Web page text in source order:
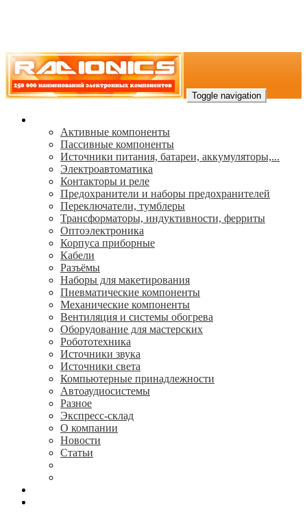
Toggle navigation
Активные компоненты
Пассивные компоненты
Источники питания, батареи, аккумуляторы,...
Электроавтоматика
Контакторы и реле
Предохранители и наборы предохранителей
Переключатели, тумблеры
Трансформаторы, индуктивности, ферриты
Oптоэлектроника
Корпуса приборные
Кабели
Разъёмы
Наборы для макетирования
Пневматические компоненты
Механические компоненты
Вентиляция и системы обогрева
Оборудование для мастерских
Робототехника
Источники звука
Источники света
Компьютерные принадлежности
Автоаудиосистемы
Разное
Экспресс-склад
О компании
Новости
Статьи